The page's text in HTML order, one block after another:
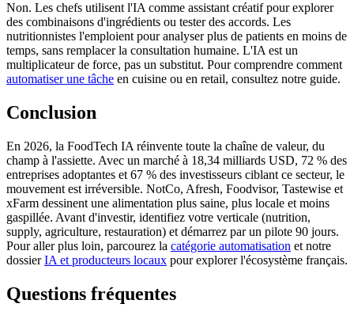
Non. Les chefs utilisent l'IA comme assistant créatif pour explorer
des combinaisons d'ingrédients ou tester des accords. Les
nutritionnistes l'emploient pour analyser plus de patients en moins de
temps, sans remplacer la consultation humaine. L'IA est un
multiplicateur de force, pas un substitut. Pour comprendre comment
automatiser une tâche en cuisine ou en retail, consultez notre guide.
Conclusion
En 2026, la FoodTech IA réinvente toute la chaîne de valeur, du
champ à l'assiette. Avec un marché à 18,34 milliards USD, 72 % des
entreprises adoptantes et 67 % des investisseurs ciblant ce secteur, le
mouvement est irréversible. NotCo, Afresh, Foodvisor, Tastewise et
xFarm dessinent une alimentation plus saine, plus locale et moins
gaspillée. Avant d'investir, identifiez votre verticale (nutrition,
supply, agriculture, restauration) et démarrez par un pilote 90 jours.
Pour aller plus loin, parcourez la catégorie automatisation et notre
dossierIA et producteurs locaux pour explorer l'écosystème français.
Questions fréquentes